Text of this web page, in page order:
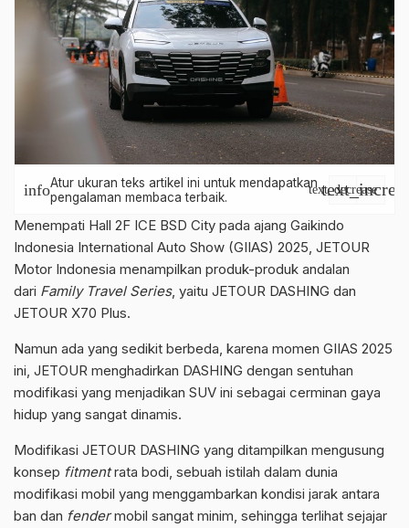
infoAtur ukuran teks artikel ini untuk mendapatkan
pengalaman membaca terbaik.
text_decrease
Menempati Hall 2F ICE BSD City pada ajang Gaikindo
Indonesia International Auto Show (GIIAS) 2025, JETOUR
Motor Indonesia menampilkan produk-produk andalan
dari Family Travel Series, yaitu JETOUR DASHING dan
JETOUR X70 Plus.
Namun ada yang sedikit berbeda, karena momen GIIAS 2025
ini, JETOUR menghadirkan DASHING dengan sentuhan
modifikasi yang menjadikan SUV ini sebagai cerminan gaya
hidup yang sangat dinamis.
Modifikasi JETOUR DASHING yang ditampilkan mengusung
konsep fitmentrata bodi, sebuah istilah dalam dunia
modifikasi mobil yang menggambarkan kondisi jarak antara
ban dan fendermobil sangat minim, sehingga terlihat sejajar